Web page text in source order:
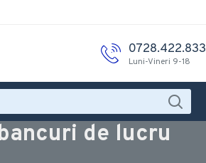
0728.422.833
Luni-Vineri 9-18
de lucru